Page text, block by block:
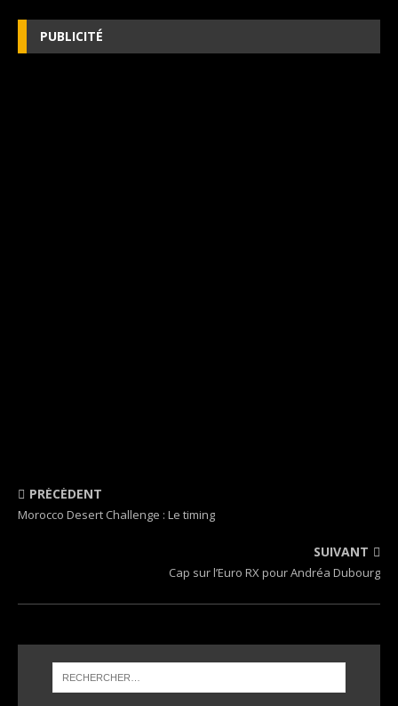
PUBLICITÉ
PRÉCÉDENT
Morocco Desert Challenge : Le timing
SUIVANT
Cap sur l’Euro RX pour Andréa Dubourg